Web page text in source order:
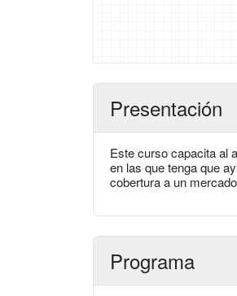
Presentación
Este curso capacita al
en las que tenga que
cobertura a un
Programa